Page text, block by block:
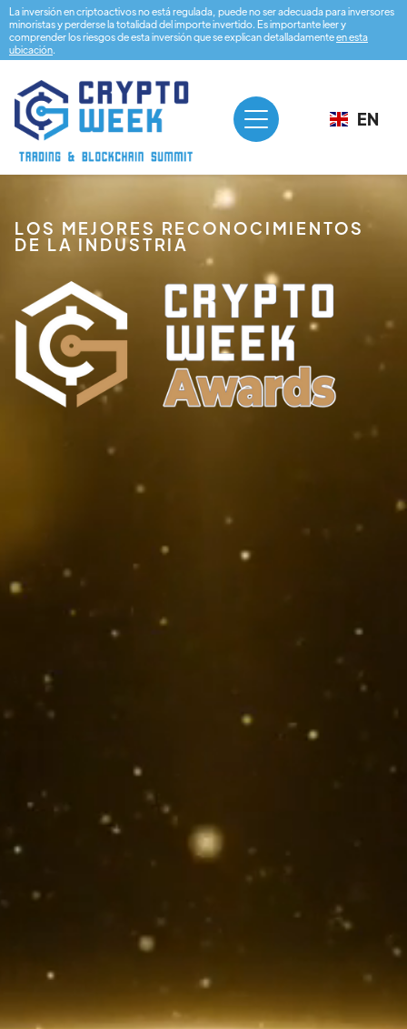
La inversión en criptoactivos no está regulada, puede no ser adecuada para inversores
minoristas y perderse la totalidad del importe invertido. Es importante leer y
comprender los riesgos de esta inversión que se explican detalladamenteen esta
ubicación.
EN
LOS MEJORES RECONOCIMIENTOS
DE LA INDUSTRIA